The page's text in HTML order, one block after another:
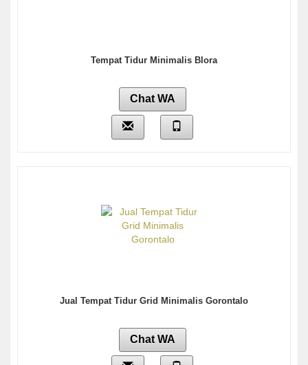
Tempat Tidur Minimalis Blora
Chat WA
Jual Tempat Tidur Grid Minimalis Gorontalo
Chat WA